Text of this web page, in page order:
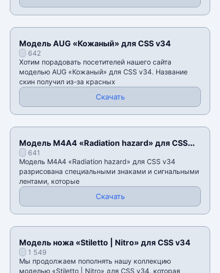
Модель AUG «Кожаный» для CSS v34
642
Хотим порадовать посетителей нашего сайта
моделью AUG «Кожаный» для CSS v34. Название
скин получил из-за красных
Скачать
Модель М4А4 «Radiation hazard» для CSS
v34641
Модель М4А4 «Radiation hazard» для CSS v34
разрисована специальными знаками и сигнальными
лентами, которые
Скачать
Модель ножа «Stiletto | Nitro» для CSS v34
1 549
Мы продолжаем пополнять нашу коллекцию
моделью «Stiletto | Nitro» для CSS v34, которая